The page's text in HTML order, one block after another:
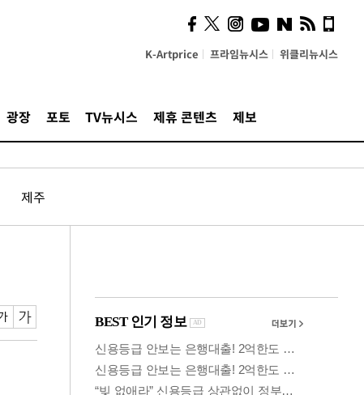
K-Artprice 프라임뉴시스 위클리뉴시스
광장 포토 TV뉴시스 제휴 콘텐츠 제보
제주
시, 스마트폰 액세서리에
NFC 더했다